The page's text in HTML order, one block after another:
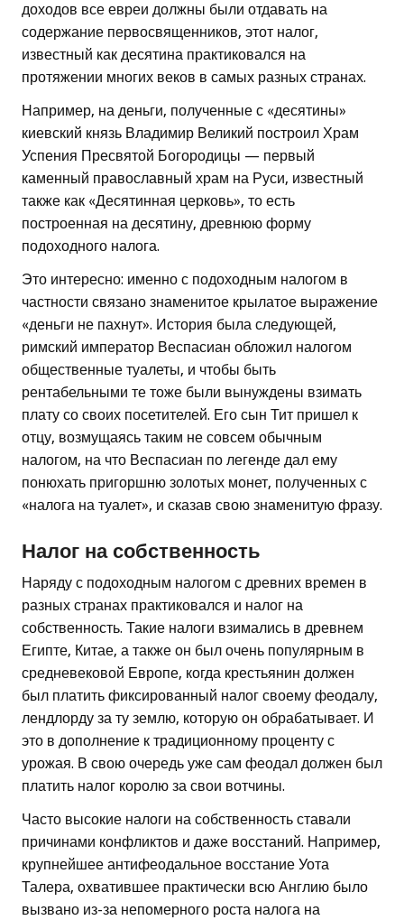
доходов все евреи должны были отдавать на
содержание первосвященников, этот налог,
известный как десятина практиковался на
протяжении многих веков в самых разных странах.
Например, на деньги, полученные с «десятины»
киевский князь Владимир Великий построил Храм
Успения Пресвятой Богородицы — первый
каменный православный храм на Руси, известный
также как «Десятинная церковь», то есть
построенная на десятину, древнюю форму
подоходного налога.
Это интересно: именно с подоходным налогом в
частности связано знаменитое крылатое выражение
«деньги не пахнут». История была следующей,
римский император Веспасиан обложил налогом
общественные туалеты, и чтобы быть
рентабельными те тоже были вынуждены взимать
плату со своих посетителей. Его сын Тит пришел к
отцу, возмущаясь таким не совсем обычным
налогом, на что Веспасиан по легенде дал ему
понюхать пригоршню золотых монет, полученных с
«налога на туалет», и сказав свою знаменитую фразу.
Налог на собственность
Наряду с подоходным налогом с древних времен в
разных странах практиковался и налог на
собственность. Такие налоги взимались в древнем
Египте, Китае, а также он был очень популярным в
средневековой Европе, когда крестьянин должен
был платить фиксированный налог своему феодалу,
лендлорду за ту землю, которую он обрабатывает. И
это в дополнение к традиционному проценту с
урожая. В свою очередь уже сам феодал должен был
платить налог королю за свои вотчины.
Часто высокие налоги на собственность ставали
причинами конфликтов и даже восстаний. Например,
крупнейшее антифеодальное восстание Уота
Талера, охватившее практически всю Англию было
вызвано из-за непомерного роста налога на